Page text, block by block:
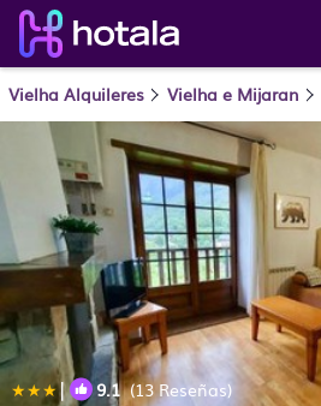
Vielha Alquileres Vielha e Mijaran
| 9.1(13 Reseñas)